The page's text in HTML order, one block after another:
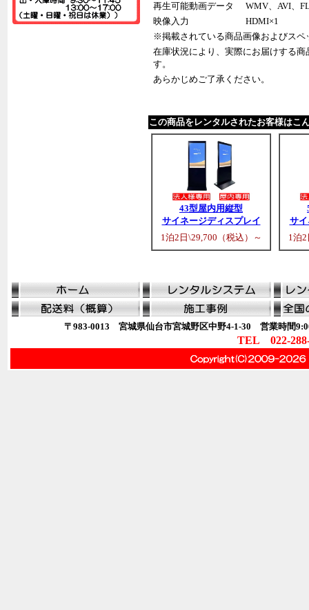
再生可能動画データ
WMV、AVI、
映像入力
HDMI×1
※掲載されている商品画像およびスペ
在庫状況により、実際にお届けする
す。
あらかじめご了承ください。
この商品をレンタルされたお客様はこ
43型屋内用縦型
サイネージディスプレイ
1泊2日\29,700（税込）～
サ
1泊
〒983-0013 宮城県仙台市宮城野区中野4-1-30 営業時間
TEL 022-